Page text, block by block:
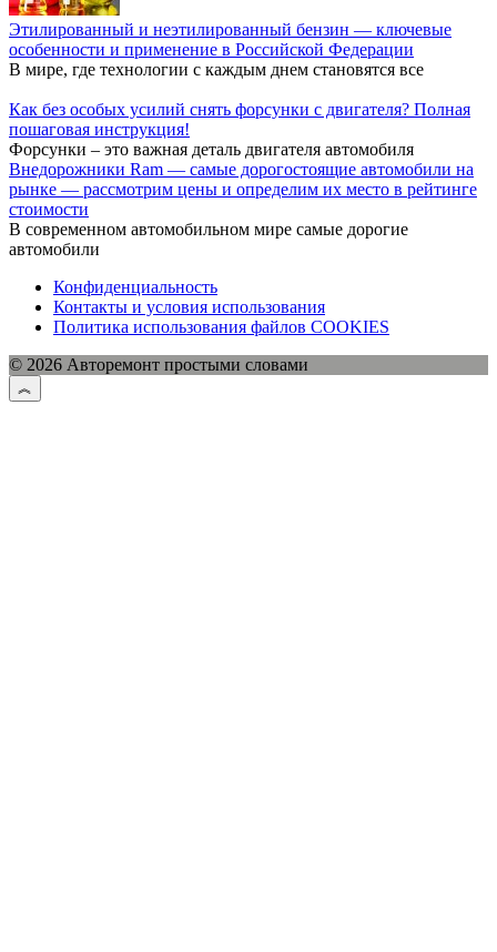
Этилированный и неэтилированный бензин — ключевые
особенности и применение в Российской Федерации
В мире, где технологии с каждым днем становятся все
Как без особых усилий снять форсунки с двигателя? Полная
пошаговая инструкция!
Форсунки – это важная деталь двигателя автомобиля
Внедорожники Ram — самые дорогостоящие автомобили на
рынке — рассмотрим цены и определим их место в рейтинге
стоимости
В современном автомобильном мире самые дорогие
автомобили
Конфиденциальность
Контакты и условия использования
Политика использования файлов COOKIES
© 2026 Авторемонт простыми словами